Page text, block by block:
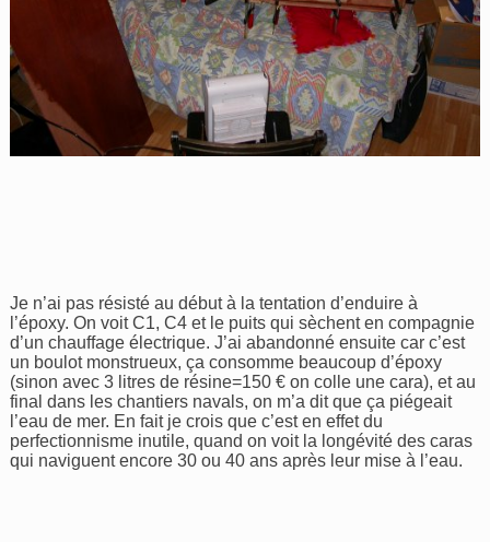
Je n’ai pas résisté au début à la tentation d’enduire à
l’époxy. On voit C1, C4 et le puits qui sèchent en compagnie
d’un chauffage électrique. J’ai abandonné ensuite car c’est
un boulot monstrueux, ça consomme beaucoup d’époxy
(sinon avec 3 litres de résine=150 € on colle une cara), et au
final dans les chantiers navals, on m’a dit que ça piégeait
l’eau de mer. En fait je crois que c’est en effet du
perfectionnisme inutile, quand on voit la longévité des caras
qui naviguent encore 30 ou 40 ans après leur mise à l’eau.